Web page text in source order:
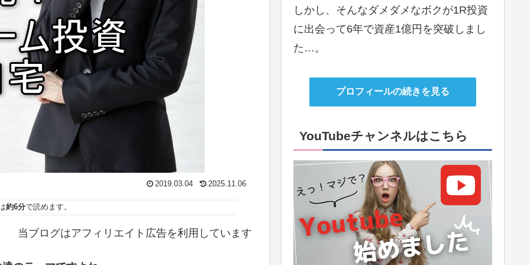
2019.03.04 2025.11.06
約6分で読めます。
当ブログはアフィリエイト広告を利用しています
しかし、そんなダメダメなボクが1R投資
に出会って6年で資産1億円を突破しまし
た…。
プロフィールの続きを見る
YouTubeチャンネルはこちら